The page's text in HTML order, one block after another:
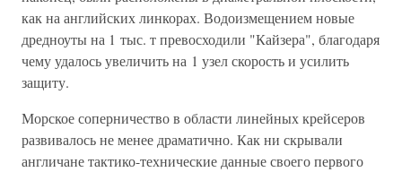
как на английских линкорах. Водоизмещением новые
дредноуты на 1 тыс. т превосходили "Кайзера", благодаря
чему удалось увеличить на 1 узел скорость и усилить
защиту.
Морское соперничество в области линейных крейсеров
развивалось не менее драматично. Как ни скрывали
англичане тактико-технические данные своего первого